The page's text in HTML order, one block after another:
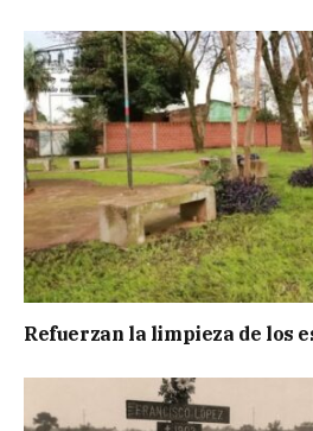
Refuerzan la limpieza de los